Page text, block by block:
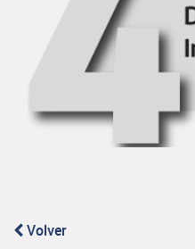
Volver